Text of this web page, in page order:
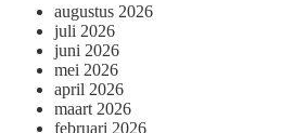
augustus 2026
juli 2026
juni 2026
mei 2026
april 2026
maart 2026
februari 2026